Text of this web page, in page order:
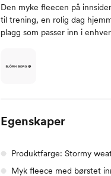
Den myke fleecen på
til trening, en rolig dag
plagg som passer inn i
Egenskaper
Produktfarge: Stormy
Myk fleece med børstet